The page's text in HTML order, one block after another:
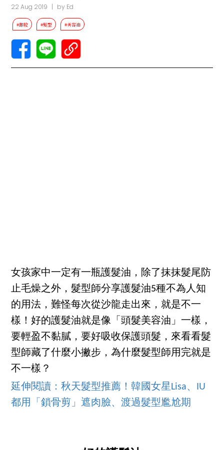
22 Aug 2019 | by Ed
#卸妝 #髮型 #美容油
女孩家中一定有一瓶護髮油，除了抹抹髮尾防
止毛燥之外，髮型師分享護髮油5種不為人知
的用法，難怪每次從沙龍走出來，就是不一
樣！好的護髮油就是像「頭髮美容油」一樣，
要輕盈不黏膩，要好吸收保護頭髮，來看看髮
型師藏了什麼小撇步，為什麼髮型師用完就是
不一樣？
延伸閱讀：秋天髮型推薦！韓國女星Lisa、IU
都用「鎖骨剪」遮肉臉、渡過髮型尷尬期